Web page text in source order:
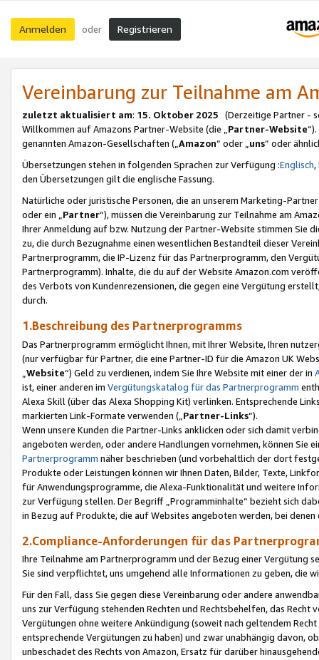
Anmelden oder Registrieren
Vereinbarung zur Teilnahme am
zuletzt aktualisiert am: 15. Oktober 2025 (Derzeitige Partner -
Willkommen auf Amazons Partner-Website (die „Partner-Website
genannten Amazon-Gesellschaften („Amazon“ oder „uns“ oder
Übersetzungen stehen in folgenden Sprachen zur Verfügung :Englisch,
den Übersetzungen gilt die englische Fassung.
Natürliche oder juristische Personen, die an unserem Marketing-
oder ein „Partner“), müssen die Vereinbarung zur Teilnahme am
Ihrer Anmeldung auf bzw. Nutzung der Partner-Website stimmen Sie
zu, die durch Bezugnahme einen wesentlichen Bestandteil dieser
Partnerprogramm, die IP-Lizenz für das Partnerprogramm, den
Partnerprogramm). Inhalte, die du auf der Website Amazon.com
des Verbots von Kundenrezensionen, die gegen eine Vergütung
durch.
1.Beschreibung des Partnerprogramms
Das Partnerprogramm ermöglicht Ihnen, mit Ihrer Website, Ihren
(nur verfügbar für Partner, die eine Partner-ID für die Amazon UK
Website“) Geld zu verdienen, indem Sie Ihre Website mit einer der in
ist, einer anderen im Vergütungskatalog für das Partnerprogramm
Alexa Skill (über das Alexa Shopping Kit) verlinken. Entsprechende
markierten Link-Formate verwenden („ Partner-Links“).
Wenn unsere Kunden die Partner-Links anklicken oder sich damit
angeboten werden, oder andere Handlungen vornehmen, können Sie
Partnerprogramm näher beschrieben (und vorbehaltlich der dort
Produkte oder Leistungen können wir Ihnen Daten, Bilder, Texte,
für Anwendungsprogramme, die Alexa-Funktionalität und weitere
zur Verfügung stellen. Der Begriff „Programminhalte“ bezieht sich
in Bezug auf Produkte, die auf Websites angeboten werden, bei
2.Compliance-Anforderungen für das
Ihre Teilnahme am Partnerprogramm und der Bezug einer Vergütung
Sie sind verpflichtet, uns umgehend alle Informationen zu geben, die
Für den Fall, dass Sie gegen diese Vereinbarung oder andere
uns zur Verfügung stehenden Rechten und Rechtsbehelfen, das
Vergütungen ohne weitere Ankündigung (soweit nach geltendem
entsprechende Vergütungen zu haben) und zwar unabhängig davon,
unbeschadet des Rechts von Amazon, Ersatz für darüber